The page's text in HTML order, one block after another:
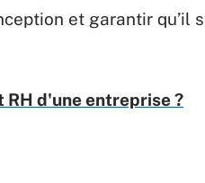
et garantir qu’il
d'une entreprise ?